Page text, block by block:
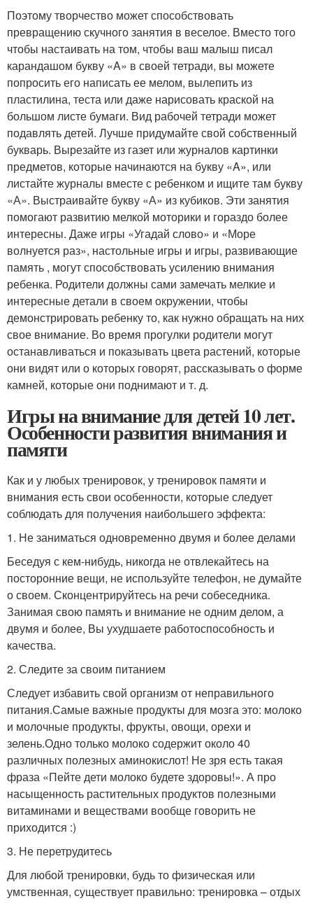
Поэтому творчество может способствовать
превращению скучного занятия в веселое. Вместо того
чтобы настаивать на том, чтобы ваш малыш писал
карандашом букву «A» в своей тетради, вы можете
попросить его написать ее мелом, вылепить из
пластилина, теста или даже нарисовать краской на
большом листе бумаги. Вид рабочей тетради может
подавлять детей. Лучше придумайте свой собственный
букварь. Вырезайте из газет или журналов картинки
предметов, которые начинаются на букву «A», или
листайте журналы вместе с ребенком и ищите там букву
«А». Выстраивайте букву «А» из кубиков. Эти занятия
помогают развитию мелкой моторики и гораздо более
интересны. Даже игры «Угадай слово» и «Море
волнуется раз», настольные игры и игры, развивающие
память , могут способствовать усилению внимания
ребенка. Родители должны сами замечать мелкие и
интересные детали в своем окружении, чтобы
демонстрировать ребенку то, как нужно обращать на них
свое внимание. Во время прогулки родители могут
останавливаться и показывать цвета растений, которые
они видят или о которых говорят, рассказывать о форме
камней, которые они поднимают и т. д.
Игры на внимание для детей 10 лет.
Особенности развития внимания и
памяти
Как и у любых тренировок, у тренировок памяти и
внимания есть свои особенности, которые следует
соблюдать для получения наибольшего эффекта:
1. Не заниматься одновременно двумя и более делами
Беседуя с кем-нибудь, никогда не отвлекайтесь на
посторонние вещи, не используйте телефон, не думайте
о своем. Сконцентрируйтесь на речи собеседника.
Занимая свою память и внимание не одним делом, а
двумя и более, Вы ухудшаете работоспособность и
качества.
2. Следите за своим питанием
Следует избавить свой организм от неправильного
питания.Самые важные продукты для мозга это: молоко
и молочные продукты, фрукты, овощи, орехи и
зелень.Одно только молоко содержит около 40
различных полезных аминокислот! Не зря есть такая
фраза «Пейте дети молоко будете здоровы!». А про
насыщенность растительных продуктов полезными
витаминами и веществами вообще говорить не
приходится :)
3. Не перетрудитесь
Для любой тренировки, будь то физическая или
умственная, существует правильно: тренировка – отдых